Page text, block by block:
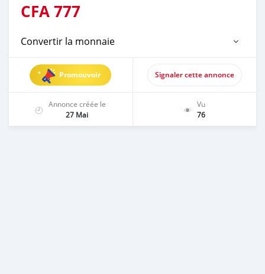
CFA777
Convertir la monnaie
Promouvoir Signaler cette annonce
Annonce créée le
27 Mai
Vu
76